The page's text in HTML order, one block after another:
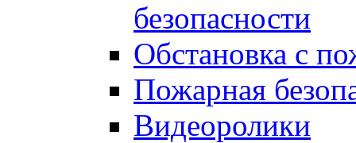
безопасности
Обстановка с
Пожарная
Видеоролики